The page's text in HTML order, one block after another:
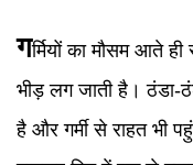
गर्मियों का मौसम आते
भीड़ लग जाती है। ठंडा-
है और गर्मी से राहत भी